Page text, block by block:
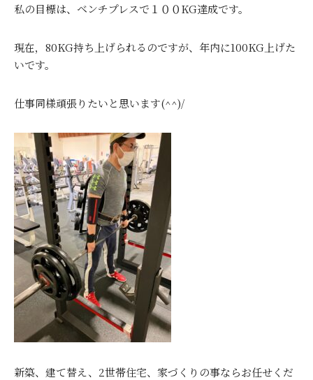
私の目標は、ベンチプレスで１００KG達成です。
現在，80KG持ち上げられるのですが、年内に100KG上げた
いです。
仕事同様頑張りたいと思います(^^)/
新築、建て替え、2世帯住宅、家づくりの事ならお任せくだ